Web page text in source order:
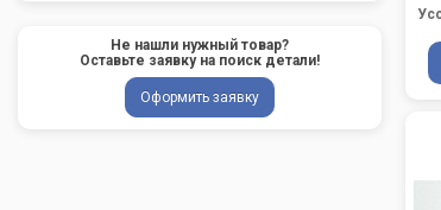
Не нашли нужный товар?
Оставьте заявку на поиск детали!
Оформить заявку